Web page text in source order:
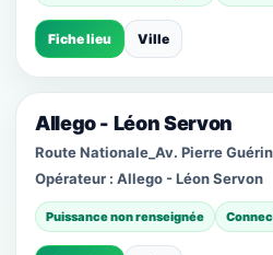
Fiche lieu Ville
Allego - Léon Servon
Route Nationale_Av. Pierre
Opérateur : Allego - Léon Servon
Puissance non renseignée